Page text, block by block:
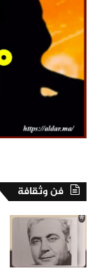
فن وثقافة